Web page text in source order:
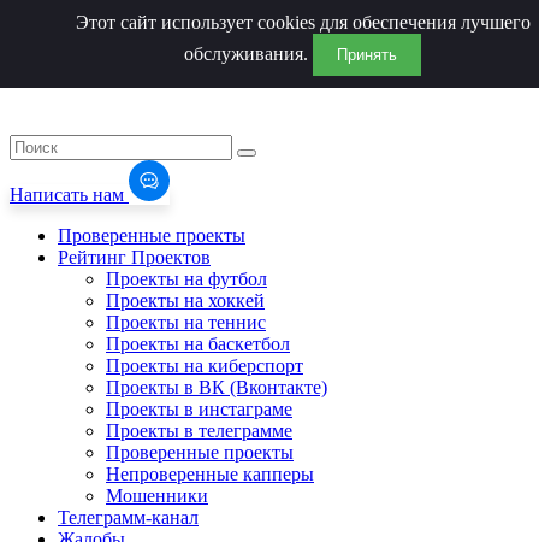
Написать нам
Проверенные проекты
Рейтинг Проектов
Проекты на футбол
Проекты на хоккей
Проекты на теннис
Проекты на баскетбол
Проекты на киберспорт
Проекты в ВК (Вконтакте)
Проекты в инстаграме
Проекты в телеграмме
Проверенные проекты
Непроверенные капперы
Мошенники
Телеграмм-канал
Этот сайт использует cookies для обеспечения лучшего
обслуживания.
Принять